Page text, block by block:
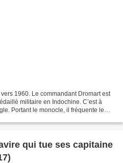
1960. Le commandant Dromart est
militaire en Indochine. C’est à
Portant le monocle, il fréquente le
qui tue ses capitaine